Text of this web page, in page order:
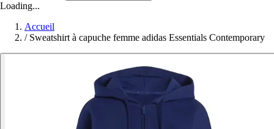
Loading...
Accueil
/ Sweatshirt à capuche femme adidas Essentials Contemporary